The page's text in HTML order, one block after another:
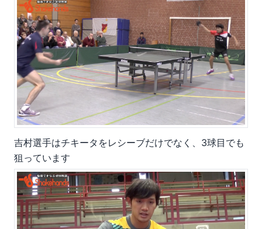
吉村選手はチキータをレシーブだけでなく、3球目でも
狙っています